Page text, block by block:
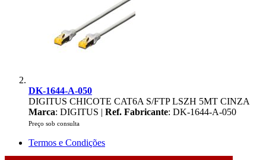
DK-1644-A-050
DIGITUS CHICOTE CAT6A S/FTP LSZH 5MT CINZA
Marca: DIGITUS | Ref. Fabricante: DK-1644-A-050
Preço sob consulta
Termos e Condições